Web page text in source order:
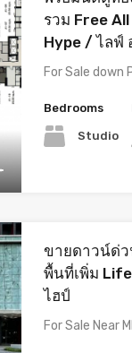
รวม Free
Hype / ไลฟ์
For Sale down
Bedrooms
Studio
ขายดาวน์ด่ว
พื้นที่เพิ่ม
ไฮป์
For Sale Near